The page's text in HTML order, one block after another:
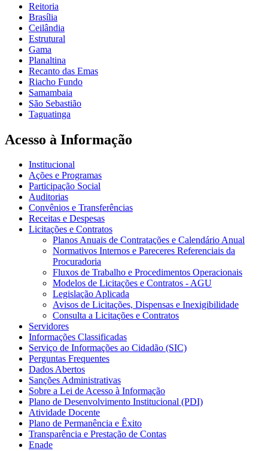
Reitoria
Brasília
Ceilândia
Estrutural
Gama
Planaltina
Recanto das Emas
Riacho Fundo
Samambaia
São Sebastião
Taguatinga
Acesso à Informação
Institucional
Ações e Programas
Participação Social
Auditorias
Convênios e Transferências
Receitas e Despesas
Licitações e Contratos
Planos Anuais de Contratações e Calendário Anual
Normativos Internos e Pareceres Referenciais da
Procuradoria
Fluxos de Trabalho e Procedimentos Operacionais
Modelos de Licitações e Contratos - AGU
Legislação Aplicada
Avisos de Licitações, Dispensas e Inexigibilidade
Consulta a Licitações e Contratos
Servidores
Informações Classificadas
Serviço de Informações ao Cidadão (SIC)
Perguntas Frequentes
Dados Abertos
Sanções Administrativas
Sobre a Lei de Acesso à Informação
Plano de Desenvolvimento Institucional (PDI)
Atividade Docente
Plano de Permanência e Êxito
Transparência e Prestação de Contas
Enade